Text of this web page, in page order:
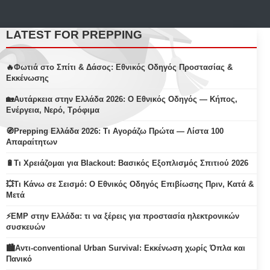
LATEST FOR PREPPING
🔥Φωτιά στο Σπίτι & Δάσος: Εθνικός Οδηγός Προστασίας &
Εκκένωσης
🏡Αυτάρκεια στην Ελλάδα 2026: Ο Εθνικός Οδηγός — Κήπος,
Ενέργεια, Νερό, Τρόφιμα
🧭Prepping Ελλάδα 2026: Τι Αγοράζω Πρώτα — Λίστα 100
Απαραίτητων
🔋Τι Χρειάζομαι για Blackout: Βασικός Εξοπλισμός Σπιτιού 2026
💥Τι Κάνω σε Σεισμό: Ο Εθνικός Οδηγός Επιβίωσης Πριν, Κατά &
Μετά
⚡EMP στην Ελλάδα: τι να ξέρεις για προστασία ηλεκτρονικών
συσκευών
🏙️Αντι-conventional Urban Survival: Εκκένωση χωρίς Όπλα και
Πανικό